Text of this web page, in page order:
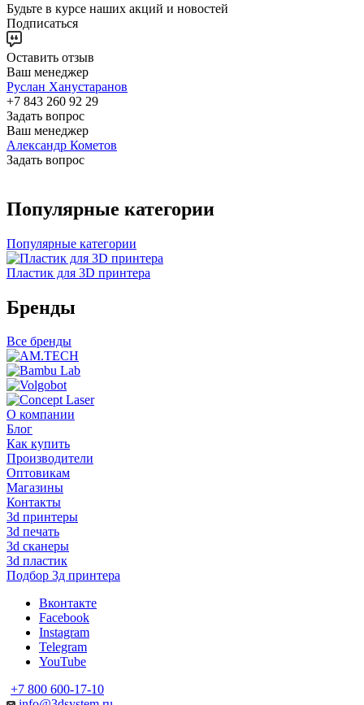
Будьте в курсе наших акций и новостей
Подписаться
Оставить отзыв
Ваш менеджер
Руслан Ханустаранов
+7 843 260 92 29
Задать вопрос
Ваш менеджер
Александр Кометов
Задать вопрос
Популярные категории
Популярные категории
Пластик для 3D принтера
Бренды
Все бренды
О компании
Блог
Как купить
Производители
Оптовикам
Магазины
Контакты
3d принтеры
3d печать
3d сканеры
3d пластик
Подбор 3д принтера
Вконтакте
Facebook
Instagram
Telegram
YouTube
+7 800 600-17-10